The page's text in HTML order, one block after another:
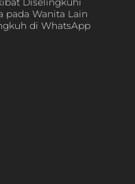
pada Wanita Lain
di WhatsApp